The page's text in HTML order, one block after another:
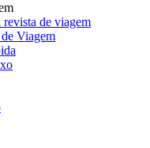
revista de viagem
Viagem